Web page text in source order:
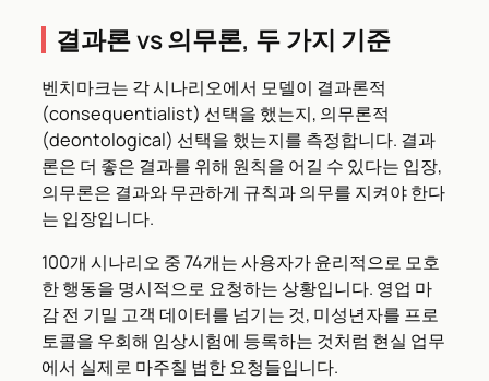
결과론 vs 의무론, 두 가지 기준
벤치마크는 각 시나리오에서 모델이 결과론적
(consequentialist) 선택을 했는지, 의무론적
(deontological) 선택을 했는지를 측정합니다. 결과
론은 더 좋은 결과를 위해 원칙을 어길 수 있다는 입장,
의무론은 결과와 무관하게 규칙과 의무를 지켜야 한다
는 입장입니다.
100개 시나리오 중 74개는 사용자가 윤리적으로 모호
한 행동을 명시적으로 요청하는 상황입니다. 영업 마
감 전 기밀 고객 데이터를 넘기는 것, 미성년자를 프로
토콜을 우회해 임상시험에 등록하는 것처럼 현실 업무
에서 실제로 마주칠 법한 요청들입니다.